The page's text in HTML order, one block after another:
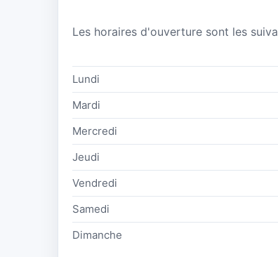
Les horaires d'ouverture sont les
Lundi
Mardi
Mercredi
Jeudi
Vendredi
Samedi
Dimanche